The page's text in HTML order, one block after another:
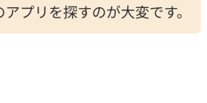
プリを探すのが大変です。